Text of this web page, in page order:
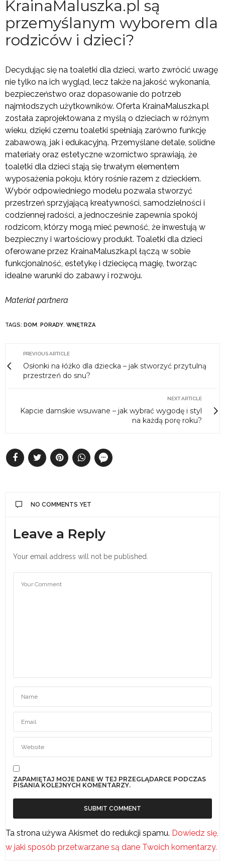
KrainaMaluszka.pl są
przemyślanym wyborem dla
rodziców i dzieci?
Decydując się na toaletki dla dzieci, warto zwrócić uwagę
nie tylko na ich wygląd, lecz także na jakość wykonania,
bezpieczeństwo oraz dopasowanie do potrzeb
najmłodszych użytkowników. Oferta KrainaMaluszka.pl
została zaprojektowana z myślą o dzieciach w różnym
wieku, dzięki czemu toaletki spełniają zarówno funkcję
zabawową, jak i edukacyjną. Przemyślane detale, solidne
materiały oraz estetyczne wzornictwo sprawiają, że
toaletki dla dzieci stają się trwałym elementem
wyposażenia pokoju, który rośnie razem z dzieckiem.
Wybór odpowiedniego modelu pozwala stworzyć
przestrzeń sprzyjającą kreatywności, samodzielności i
codziennej radości, a jednocześnie zapewnia spokój
rodzicom, którzy mogą mieć pewność, że inwestują w
bezpieczny i wartościowy produkt. Toaletki dla dzieci
oferowane przez KrainaMaluszka.pl łączą w sobie
funkcjonalność, estetykę i dziecięcą magię, tworząc
idealne warunki do zabawy i rozwoju.
Materiał partnera
TAGS: DOM, PORADY, WNĘTRZA
PREVIOUS ARTICLE
Osłonki na łóżko dla dziecka – jak stworzyć przytulną
przestrzeń do snu?
NEXT ARTICLE
Kapcie damskie wsuwane – jak wybrać wygodę i styl
na każdą porę roku?
NO COMMENTS YET
Leave a Reply
Your email address will not be published.
ZAPAMIĘTAJ MOJE DANE W TEJ PRZEGLĄDARCE PODCZAS
PISANIA KOLEJNYCH KOMENTARZY.
Ta strona używa Akismet do redukcji spamu. Dowiedz się,
w jaki sposób przetwarzane są dane Twoich komentarzy.